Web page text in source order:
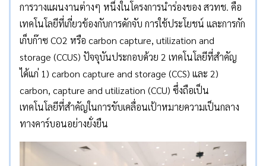
การวางแผนงานต่างๆ หนึ่งในโครงการนำร่องของ สวทช. คือ
เทคโนโลยีที่เกี่ยวข้องกับการดักจับ การใช้ประโยชน์ และการกัก
เก็บก๊าซ CO2 หรือ carbon capture, utilization and
storage (CCUS) ปัจจุบันประกอบด้วย 2 เทคโนโลยีที่สำคัญ
ได้แก่ 1) carbon capture and storage (CCS) และ 2)
carbon, capture and utilization (CCU) ซึ่งถือเป็น
เทคโนโลยีที่สำคัญในการขับเคลื่อนเป้าหมายความเป็นกลาง
ทางคาร์บอนอย่างยั่งยืน